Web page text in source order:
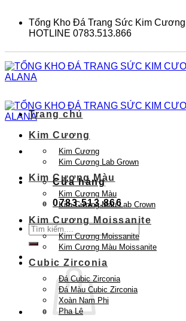
content
Tổng Kho Đá Trang Sức Kim Cương
HOTLINE 0783.513.866
Cửa hàng
0783.513.866
Tìm
kiếm:
Trang chủ
Kim Cương
Kim Cương
Kim Cương Lab Grown
Kim Cương Màu
Kim Cương Màu
Kim Cương Màu Lab Crown
Kim Cương Moissanite
Kim Cương Moissanite
Kim Cương Màu Moissanite
Cubic Zirconia
Đá Cubic Zirconia
Đá Màu Cubic Zirconia
Xoàn Nam Phi
Pha Lê